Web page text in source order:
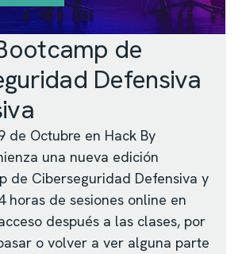
de
Defensiva
de Octubre en Hack By
una nueva edición
de Ciberseguridad Defensiva y
horas de sesiones online en
después a las clases, por
o volver a ver alguna parte